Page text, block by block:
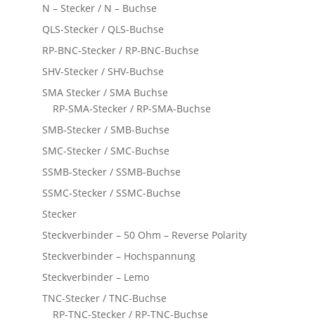
N – Stecker / N – Buchse
QLS-Stecker / QLS-Buchse
RP-BNC-Stecker / RP-BNC-Buchse
SHV-Stecker / SHV-Buchse
SMA Stecker / SMA Buchse
RP-SMA-Stecker / RP-SMA-Buchse
SMB-Stecker / SMB-Buchse
SMC-Stecker / SMC-Buchse
SSMB-Stecker / SSMB-Buchse
SSMC-Stecker / SSMC-Buchse
Stecker
Steckverbinder – 50 Ohm – Reverse Polarity
Steckverbinder – Hochspannung
Steckverbinder – Lemo
TNC-Stecker / TNC-Buchse
RP-TNC-Stecker / RP-TNC-Buchse